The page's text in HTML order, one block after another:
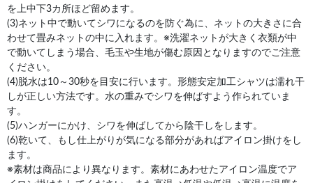
を上中下3カ所ほど留めます。
(3)ネット中で動いてシワになるのを防ぐ為に、ネットの大きさに合
わせて畳みネットの中に入れます。※洗濯ネットが大きく衣類が中
で動いてしまう場合、毛玉や生地が傷む原因となりますのでご注意
ください。
(4)脱水は10～30秒を目安に行います。形態安定加工シャツは濡れ干
しが正しい方法です。水の重みでシワを伸ばすよう作られていま
す。
(5)ハンガーにかけ、シワを伸ばしてから陰干しをします。
(6)乾いて、もし仕上がりが気になる部分があればアイロン掛けをし
ます。
※素材は商品により異なります。素材にあわせたアイロン温度でア